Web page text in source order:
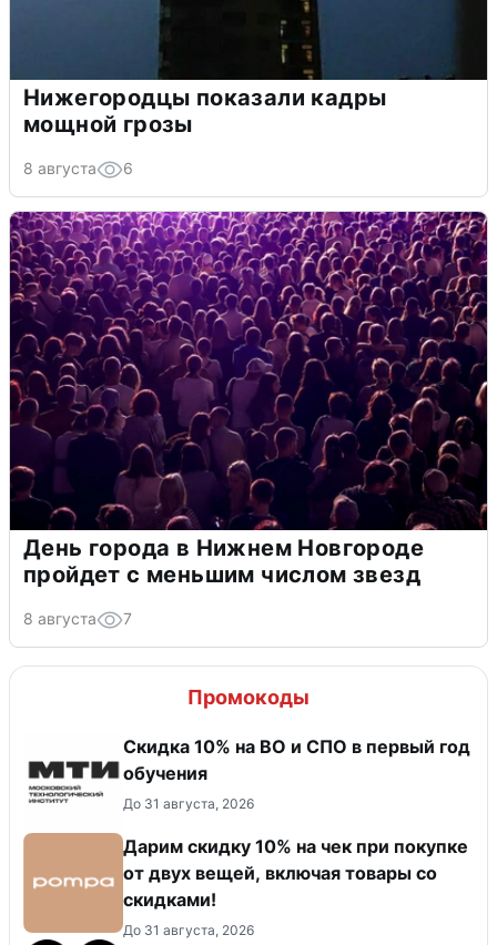
Нижегородцы показали кадры
мощной грозы
8 августа 6
День города в Нижнем Новгороде
пройдет с меньшим числом звезд
8 августа 7
Промокоды
Скидка 10% на ВО и СПО в первый год
обучения
До 31 августа, 2026
Дарим скидку 10% на чек при покупке
от двух вещей, включая товары со
скидками!
До 31 августа, 2026